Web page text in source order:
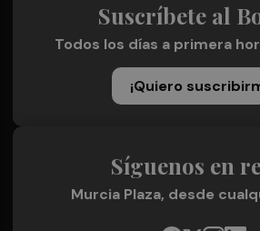
Suscríbete al
Todos los días a primera
¡Quiero
Síguenos en
Murcia Plaza, desde